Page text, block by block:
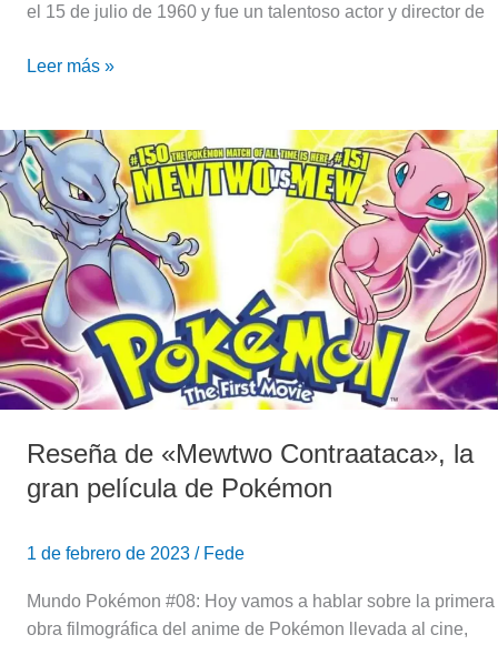
el 15 de julio de 1960 y fue un talentoso actor y director de
Leer más »
Reseña de «Mewtwo Contraataca», la
gran película de Pokémon
1 de febrero de 2023 / Fede
Mundo Pokémon #08: Hoy vamos a hablar sobre la primera
obra filmográfica del anime de Pokémon llevada al cine,
Reseña
de
«Mewtwo
Contraataca»,
la
gran
película
de
Pokémon